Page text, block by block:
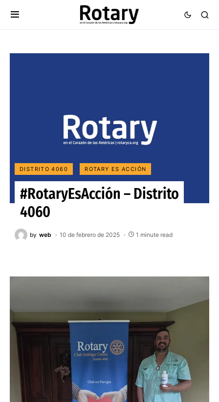
DISTRITO 4060 ROTARY ES ACCIÓN
#RotaryEsAcción – Distrito
4060
by web 10 de febrero de 2025 1 minute read